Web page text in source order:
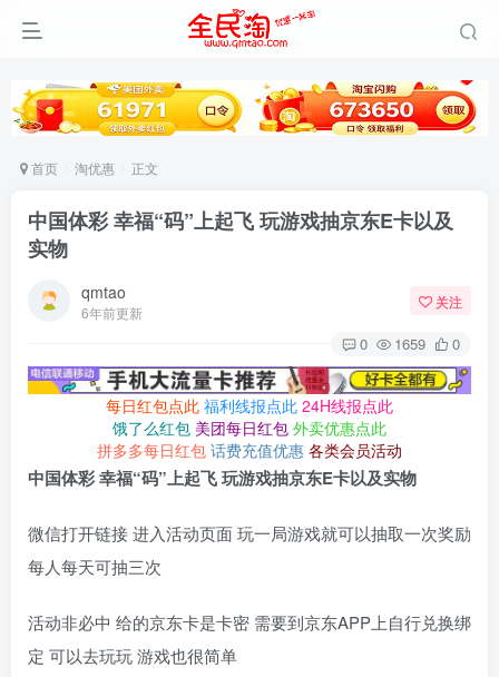
首页 淘优惠 正文
中国体彩 幸福“码”上起飞 玩游戏抽京东E卡以及
实物
qmtao
6年前更新
关注
0 1659 0
每日红包点此 福利线报点此 24H线报点此
饿了么红包 美团每日红包 外卖优惠点此
拼多多每日红包 话费充值优惠 各类会员活动
中国体彩 幸福“码”上起飞 玩游戏抽京东E卡以及实物
微信打开链接 进入活动页面 玩一局游戏就可以抽取一次奖励
每人每天可抽三次
活动非必中 给的京东卡是卡密 需要到京东APP上自行兑换绑
定 可以去玩玩 游戏也很简单